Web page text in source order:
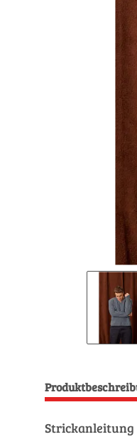
Strickanleitung